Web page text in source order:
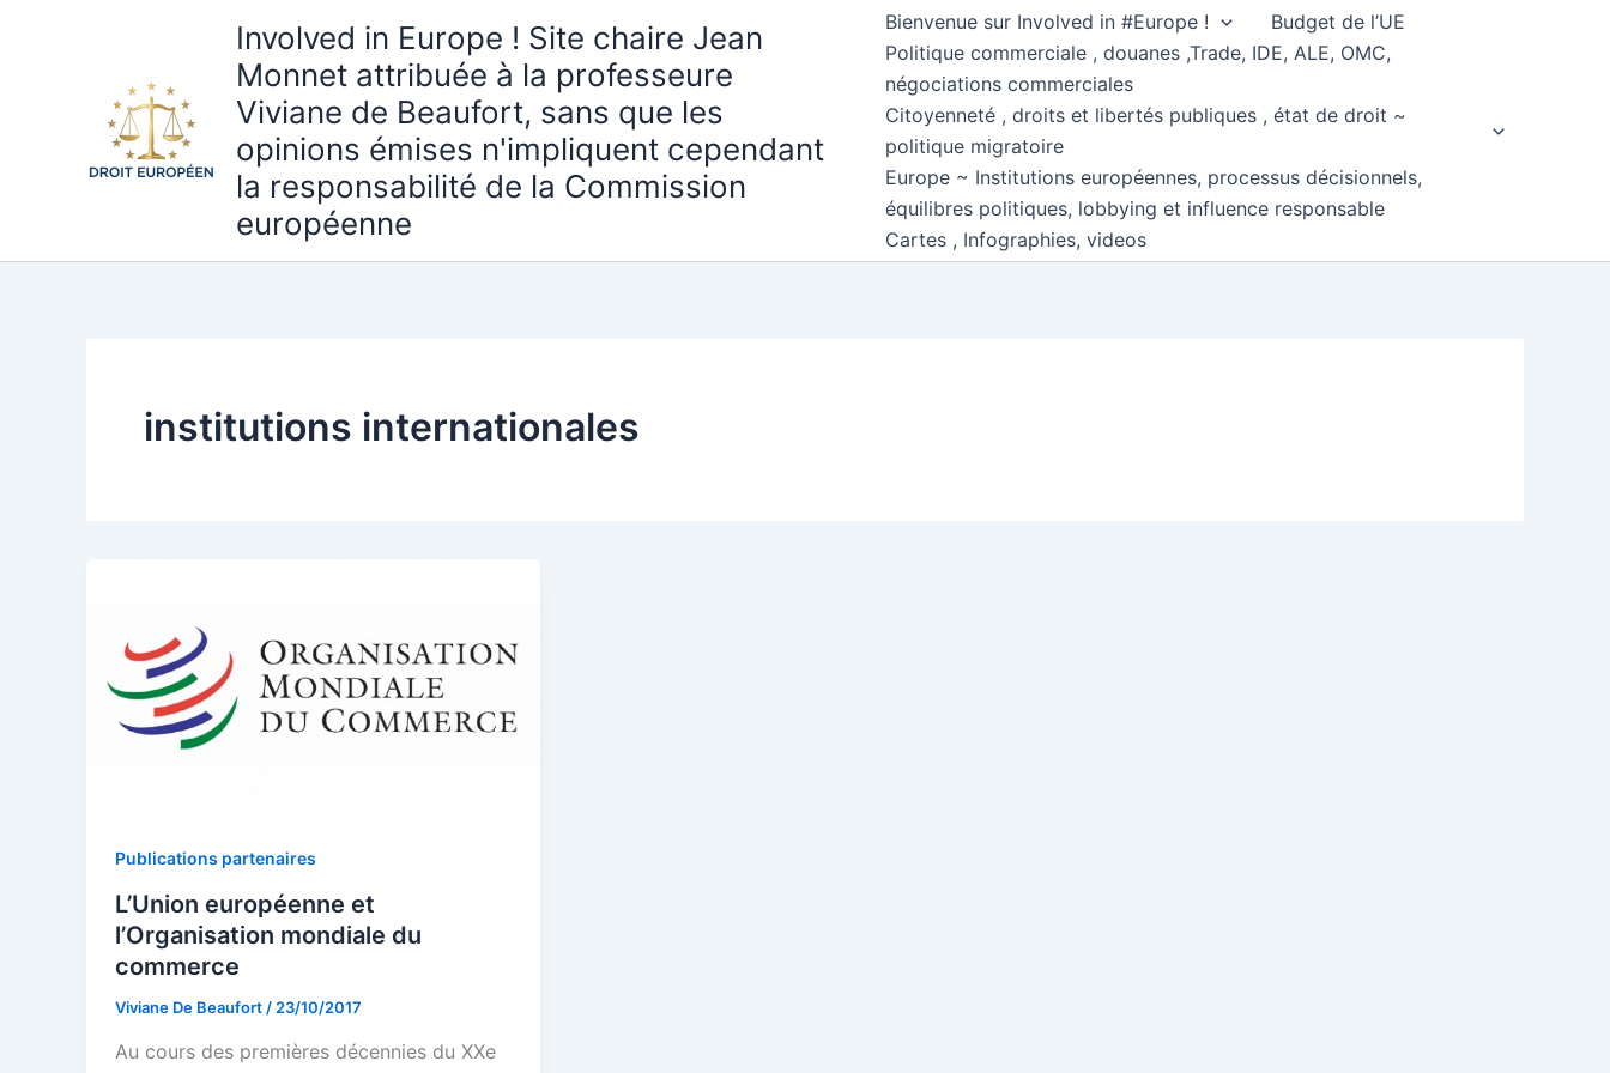
Involved in Europe ! Site chaire Jean
Monnet attribuée à la professeure
Viviane de Beaufort, sans que les
opinions émises n'impliquent cependant
la responsabilité de la Commission
européenne
Bienvenue sur Involved in #Europe !
Budget de l’UE
Politique commerciale , douanes ,Trade, IDE, ALE, OMC,
négociations commerciales
Citoyenneté , droits et libertés publiques , état de droit ~
politique migratoire
Europe ~ Institutions européennes, processus décisionnels,
équilibres politiques, lobbying et influence responsable
Cartes , Infographies, videos
institutions internationales
Publications partenaires
L’Union européenne et
l’Organisation mondiale du
commerce
Viviane De Beaufort / 23/10/2017
Au cours des premières décennies du XXe